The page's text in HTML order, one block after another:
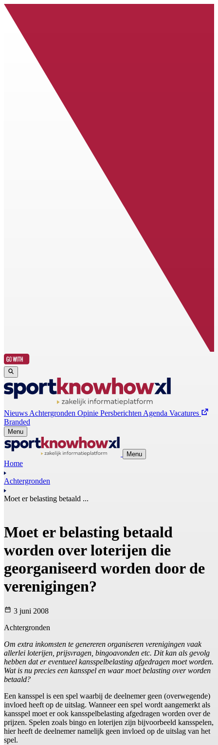
Nieuws Achtergronden Opinie Persberichten Agenda Vacatures
Branded
Menu
Menu
Home
Achtergronden
Moet er belasting betaald ...
Moet er belasting betaald
worden over loterijen die
georganiseerd worden door de
verenigingen?
3 juni 2008
Achtergronden
Om extra inkomsten te genereren organiseren verenigingen vaak
allerlei loterijen, prijsvragen, bingoavonden etc. Dit kan als gevolg
hebben dat er eventueel kansspelbelasting afgedragen moet worden.
Wat is nu precies een kansspel en waar moet belasting over worden
betaald?
Een kansspel is een spel waarbij de deelnemer geen (overwegende)
invloed heeft op de uitslag. Wanneer een spel wordt aangemerkt als
kansspel moet er ook kansspelbelasting afgedragen worden over de
prijzen. Spelen zoals bingo en loterijen zijn bijvoorbeeld kansspelen,
hier heeft de deelnemer namelijk geen invloed op de uitslag van het
spel.